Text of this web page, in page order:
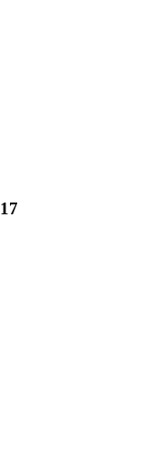
17